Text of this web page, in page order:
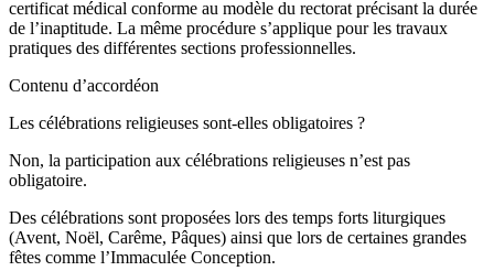
certificat médical conforme au modèle du rectorat précisant la durée
de l’inaptitude. La même procédure s’applique pour les travaux
pratiques des différentes sections professionnelles.
Contenu d’accordéon
Les célébrations religieuses sont-elles obligatoires ?
Non, la participation aux célébrations religieuses n’est pas
obligatoire.
Des célébrations sont proposées lors des temps forts liturgiques
(Avent, Noël, Carême, Pâques) ainsi que lors de certaines grandes
fêtes comme l’Immaculée Conception.